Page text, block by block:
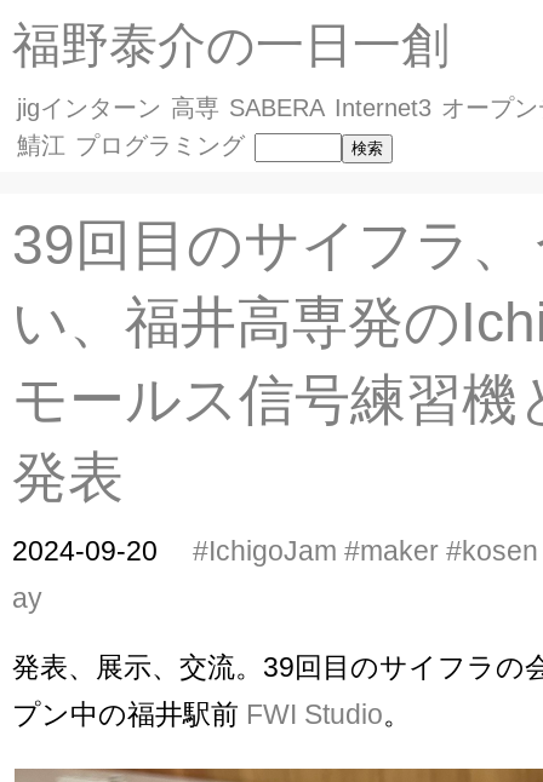
福野泰介の一日一創
jigインターン 高専 SABERA Internet3 オープ
鯖江 プログラミング
39回目のサイフラ
い、福井高専発の
モールス信号練習機
発表
2024-09-20 #IchigoJam #maker #kosen
ay
発表、展示、交流。39回目のサイフラの
プン中の福井駅前 FWI Studio。